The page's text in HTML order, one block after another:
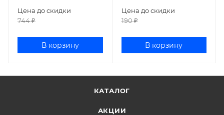
Цена до скидки
744₽
В корзину
Цена до скидки
190₽
В корзину
КАТАЛОГ
АКЦИИ